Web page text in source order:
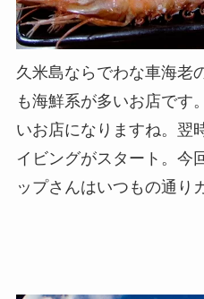
久米島ならでわな車海老
も海鮮系が多いお店です
いお店になりますね。翌
イビングがスタート。今
ップさんはいつもの通り